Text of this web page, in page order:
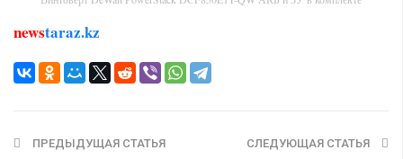
newstaraz.kz
ПРЕДЫДУЩАЯ СТАТЬЯ СЛЕДУЮЩАЯ СТАТЬЯ